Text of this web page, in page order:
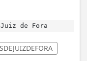
de Fora